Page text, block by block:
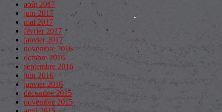
août 2017
juin 2017
mai 2017
février 2017
janvier 2017
novembre 2016
octobre 2016
septembre 2016
juin 2016
janvier 2016
décembre 2015
novembre 2015